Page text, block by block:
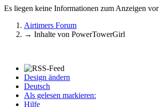
Es liegen keine Informationen zum Anzeigen vor
Airtimers Forum
→ Inhalte von PowerTowerGirl
Design ändern
Deutsch
Als gelesen markieren:
Hilfe